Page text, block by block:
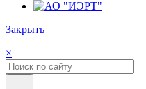
Закрыть
×